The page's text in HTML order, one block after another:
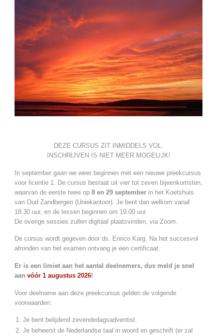
DEZE CURSUS ZIT INMIDDELS VOL.
INSCHRIJVEN IS NIET MEER MOGELIJK!
In september gaan we weer beginnen met een nieuwe preekcursus
voor licentie 1. De cursus bestaat uit vier tot zeven bijeenkomsten,
waarvan de eerste twee op 8 en 29 september in het Koetshuis
van Oud Zandbergen (Uniekantoor). Je bent dan welkom vanaf
18.30 uur, en de lessen beginnen om 19.00 uur.
De overige sessies zullen digitaal plaatsvinden, via Zoom.
De cursus wordt gegeven door ds. Enrico Karg. Na het succesvol
afronden van het examen ontvang je een certificaat.
Er is een limiet aan het aantal deelnemers, dus meld je snel
aan vóór 1 augustus 2026!
Voor deelname aan deze preekcursus gelden de volgende
voorwaarden:
Je bent belijdend zevendedagsadventist.
Je beheerst de Nederlandse taal in woord en geschrift (er zal